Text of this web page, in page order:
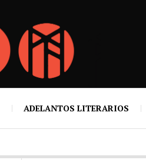
ADELANTOS LITERARIOS